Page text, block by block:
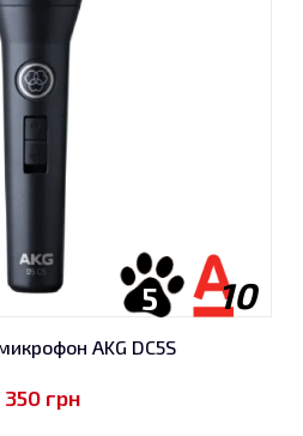
10
5
AKG DC5S
350 грн